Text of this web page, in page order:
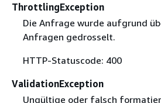
ThrottlingException
Die Anfrage wurde aufgrund
Anfragen gedrosselt.
HTTP-Statuscode: 400
ValidationException
Ungültige oder falsch